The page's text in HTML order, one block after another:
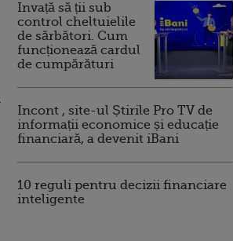
Invață să ții sub
control cheltuielile
de sărbători. Cum
funcționează cardul
de cumpărături
Incont , site-ul Știrile Pro TV de
informații economice și educație
financiară, a devenit iBani
10 reguli pentru decizii financiare
inteligente